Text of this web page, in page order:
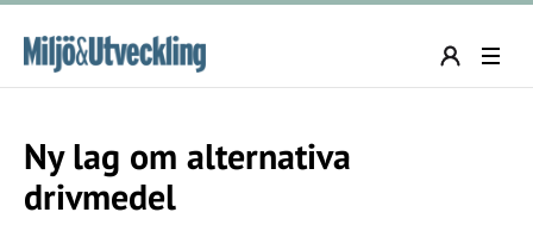
Ny lag om alternativa
drivmedel